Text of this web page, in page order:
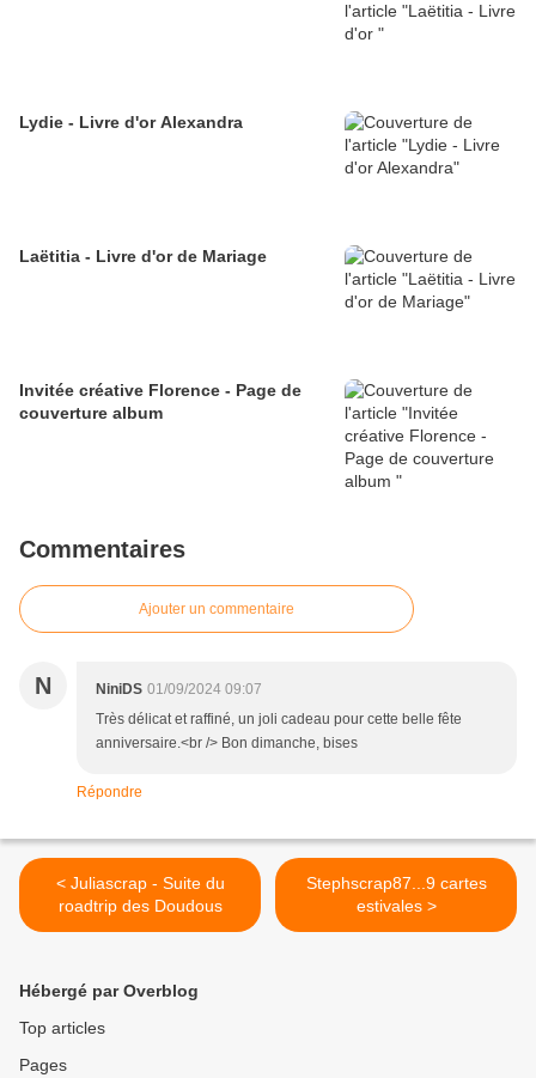
Lydie - Livre d'or Alexandra
Laëtitia - Livre d'or de Mariage
Invitée créative Florence - Page de
couverture album
Commentaires
Ajouter un commentaire
N NiniDS 01/09/2024 09:07
Très délicat et raffiné, un joli cadeau pour cette belle fête
anniversaire.<br /> Bon dimanche, bises
Répondre
< Juliascrap - Suite du
roadtrip des Doudous
Stephscrap87...9 cartes
estivales >
Hébergé par Overblog
Top articles
Pages